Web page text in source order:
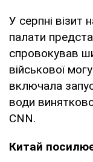
У серпні візит
палати
спровокував
військової
включала
води
CNN.
Китай